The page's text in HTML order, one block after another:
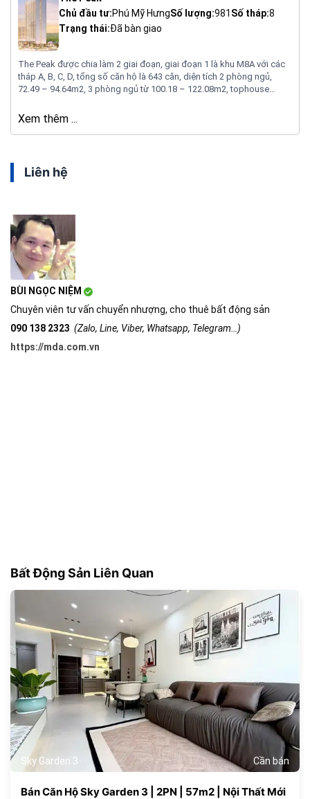
Chủ đầu tư:Phú Mỹ HưngSố lượng:981 Số tháp:8
Trạng thái:Đã bàn giao
The Peak được chia làm 2 giai đoạn, giai đoạn 1 là khu M8A với các
tháp A, B, C, D, tổng số căn hộ là 643 căn, diện tích 2 phòng ngủ,
72.49 – 94.64m2, 3 phòng ngủ từ 100.18 – 122.08m2, tophouse
từ 84.63 – 182.62m2, tầng 3 26 căn, diện tích từ 70.22 – 121.74m2.
Xem thêm ...
Liên hệ
BÙI NGỌC NIỆM
Chuyên viên tư vấn chuyển nhượng, cho thuê bất động sản
090 138 2323 (Zalo, Line, Viber, Whatsapp, Telegram…)
https://mda.com.vn
Bất Động Sản Liên Quan
Sky Garden 3 Cần bán
180
Bán Căn Hộ Sky Garden 3 | 2PN | 57m2 | Nội Thất Mới